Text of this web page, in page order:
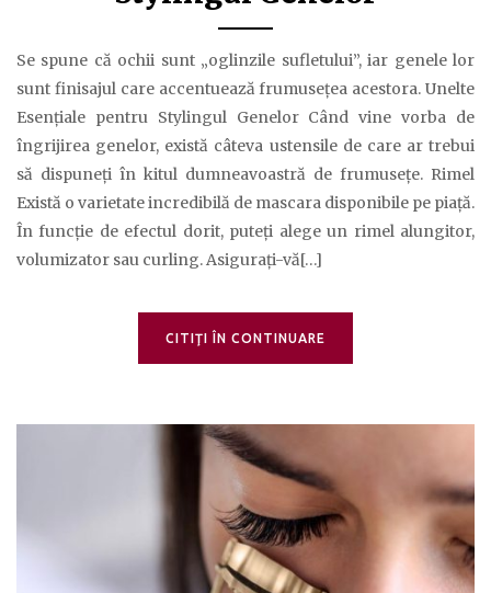
Se spune că ochii sunt „oglinzile sufletului”, iar genele lor
sunt finisajul care accentuează frumusețea acestora. Unelte
Esențiale pentru Stylingul Genelor Când vine vorba de
îngrijirea genelor, există câteva ustensile de care ar trebui
să dispuneți în kitul dumneavoastră de frumusețe. Rimel
Există o varietate incredibilă de mascara disponibile pe piață.
În funcție de efectul dorit, puteți alege un rimel alungitor,
volumizator sau curling. Asigurați-vă[…]
CITIŢI ÎN CONTINUARE